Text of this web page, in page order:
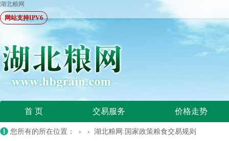
湖北粮网
网站支持IPV6
首 页 交易服务 价格走势
您所有的所在位置： › › 湖北粮网:国家政策粮食交易规则